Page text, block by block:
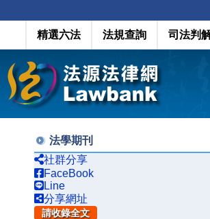
精選六法 法規查詢 司法判
法學期刊
社群分享
FaceBook
Line
分享網址
請收錄全文